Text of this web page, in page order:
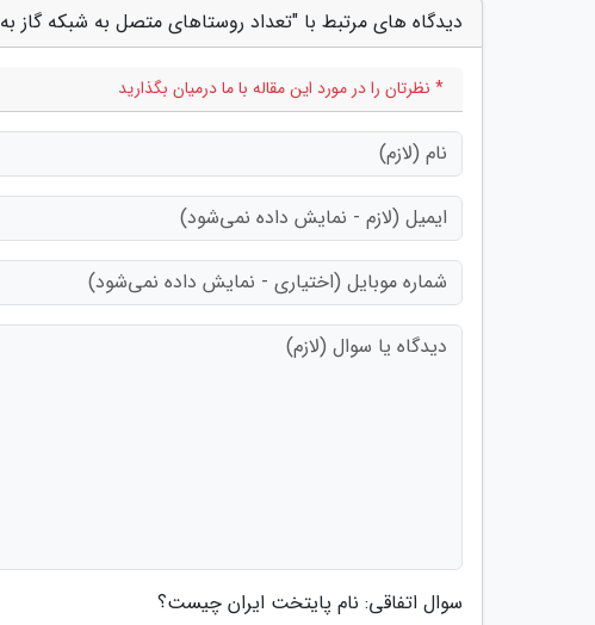
دیدگاه های مرتبط با "تعداد روستاهای متصل به شبکه گاز به 35 هزار روستا می رسد"
* نظرتان را در مورد این مقاله با ما درمیان بگذارید
سوال اتفاقی: نام پایتخت ایران چیست؟